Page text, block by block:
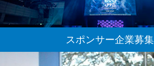
スポンサー企業募集